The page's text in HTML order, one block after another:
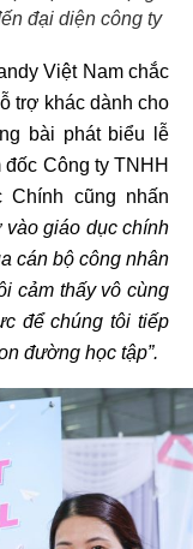
đại diện công ty
Việt Nam chắc
trợ khác dành cho
bài phát biểu lễ
Công ty TNHH
Chính cũng nhấn
vào giáo dục chính
cán bộ công nhân
cảm thấy vô cùng
để chúng tôi tiếp
đường học tập”.